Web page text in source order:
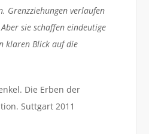
Grenzziehungen verlaufen
sie schaffen eindeutige
klaren Blick auf die
Die Erben der
Suttgart 2011